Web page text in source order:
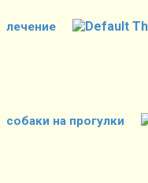
лечение
собаки на прогулки